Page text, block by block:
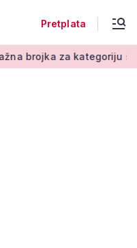
Pretplata
štednje u drugom stupu